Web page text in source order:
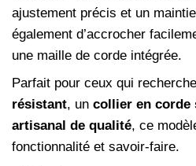
ajustement précis et un
également d’accrocher
une maille de corde intégrée.
Parfait pour ceux qui
résistant, un collier en corde
artisanal de qualité, ce
fonctionnalité et savoir-faire.